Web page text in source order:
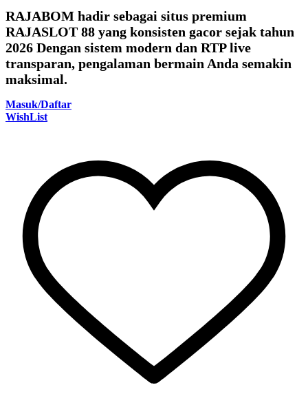
RAJABOM hadir sebagai situs premium
RAJASLOT 88 yang konsisten gacor sejak tahun
2026 Dengan sistem modern dan RTP live
transparan, pengalaman bermain Anda semakin
maksimal.
Masuk/Daftar
WishList